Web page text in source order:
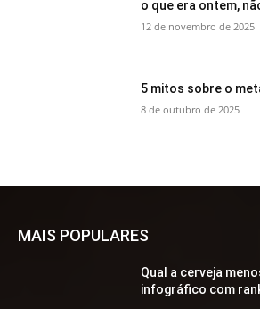
o que era ontem,
12 de novembro de 2025
5 mitos sobre o
8 de outubro de 2025
MAIS POPULARES
Qual a cerveja
infográfico com